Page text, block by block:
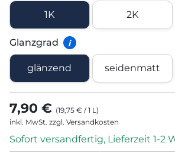
1K 2K
Glanzgrad i
glänzend seidenmatt
7,90 € (19,75 € /1 L )
inkl. MwSt. zzgl. Versandkosten
Sofort versandfertig, Lieferzeit 1-2